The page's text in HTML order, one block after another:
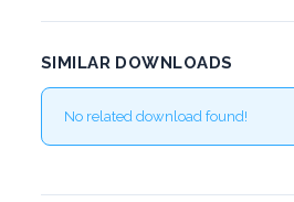
SIMILAR DOWNLOADS
No related download found!